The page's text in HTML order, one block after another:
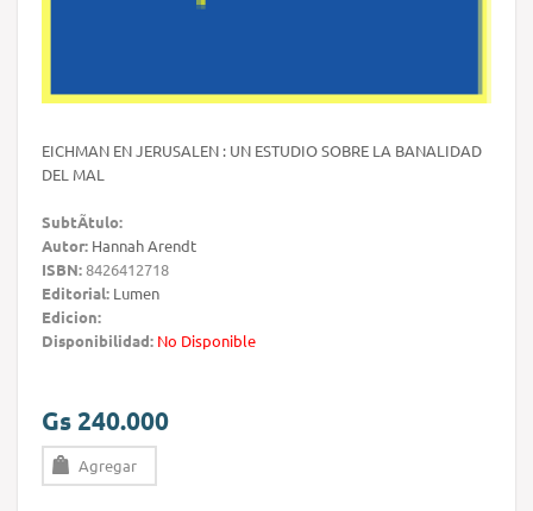
EICHMAN EN JERUSALEN : UN ESTUDIO SOBRE LA BANALIDAD
DEL MAL
SubtÃ­tulo:
Autor: Hannah Arendt
ISBN:8426412718
Editorial: Lumen
Edicion:
Disponibilidad: No Disponible
Gs 240.000
Agregar